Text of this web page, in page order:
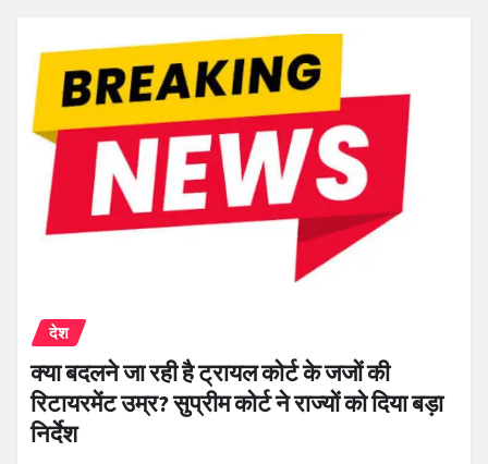
देश
क्या बदलने जा रही है ट्रायल कोर्ट के जजों की
रिटायरमेंट उम्र? सुप्रीम कोर्ट ने राज्यों को दिया बड़ा
निर्देश